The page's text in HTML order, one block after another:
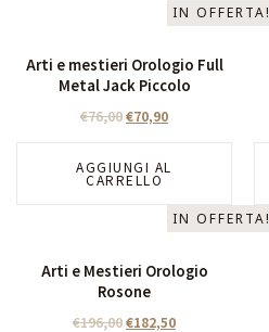
IN OFFERTA!
Arti e mestieri Orologio Full
Metal Jack Piccolo
€76,00€70,90
AGGIUNGI AL
CARRELLO
IN OFFERTA!
Arti e Mestieri Orologio
Rosone
€196,00€182,50